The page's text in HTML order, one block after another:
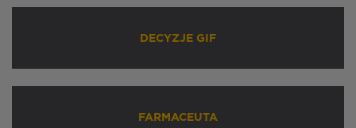
DECYZJE GIF
FARMACEUTA